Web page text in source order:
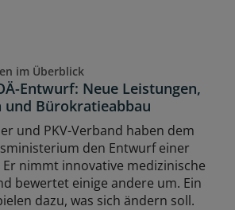
im Überblick
Entwurf: Neue Leistungen,
und Bürokratieabbau
und PKV-Verband haben dem
den Entwurf einer
Er nimmt innovative medizinische
bewertet einige andere um. Ein
dazu, was sich ändern soll.